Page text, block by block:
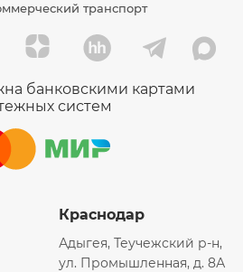
транспорт
банковскими картами
систем
Краснодар
Адыгея, Теучежский р-н,
ул. Промышленная, д. 8А